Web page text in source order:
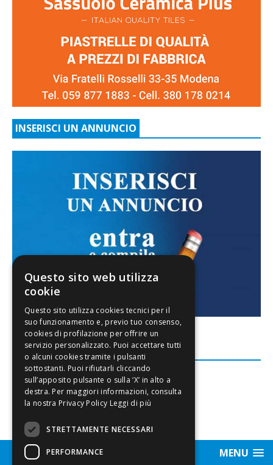
INSERISCI UN ANNUNCIO
FACEBOOK
MENU
Questo sito web utilizza
cookie
Leggi di più
STRETTAMENTE NECESSARI
PERFORMANCE